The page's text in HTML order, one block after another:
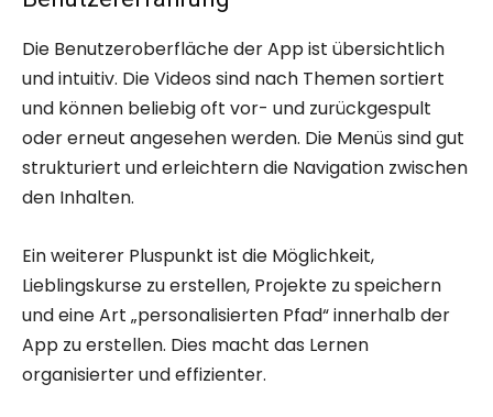
Die Benutzeroberfläche der App ist übersichtlich
und intuitiv. Die Videos sind nach Themen sortiert
und können beliebig oft vor- und zurückgespult
oder erneut angesehen werden. Die Menüs sind gut
strukturiert und erleichtern die Navigation zwischen
den Inhalten.
Ein weiterer Pluspunkt ist die Möglichkeit,
Lieblingskurse zu erstellen, Projekte zu speichern
und eine Art „personalisierten Pfad“ innerhalb der
App zu erstellen. Dies macht das Lernen
organisierter und effizienter.